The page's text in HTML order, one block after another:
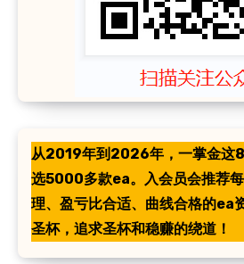
从2019年到2026年，一掌金这
选5000多款ea。入会员会推荐
理、盈亏比合适、曲线合格的ea
圣杯，追求圣杯和稳赚的绕道！